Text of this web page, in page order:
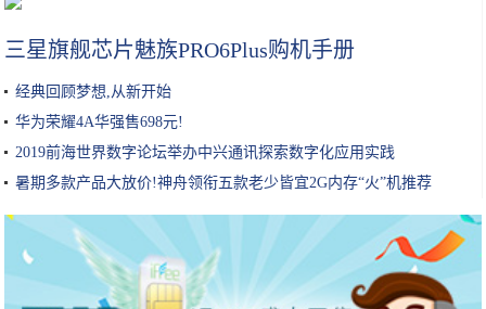
三星旗舰芯片魅族PRO6Plus购机手册
经典回顾梦想,从新开始
华为荣耀4A华强售698元!
2019前海世界数字论坛举办中兴通讯探索数字化应用实践
暑期多款产品大放价!神舟领衔五款老少皆宜2G内存“火”机推荐